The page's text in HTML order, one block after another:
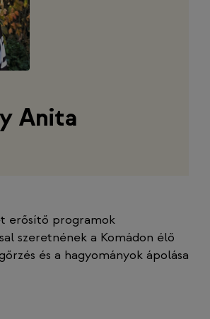
Anita
erősítő programok
szeretnének a Komádon élő
és a hagyományok ápolása